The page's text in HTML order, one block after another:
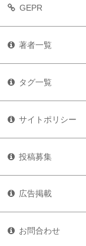
GEPR
著者一覧
タグ一覧
サイトポリシー
投稿募集
広告掲載
お問合わせ